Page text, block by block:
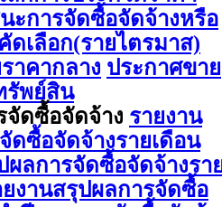
ะการจัดซื้อจัดจ้างหรือ
ดเลือก(รายไตรมาส)
าคากลาง ประกาศขาย
รัพย์สิน
จัดซื้อจัดจ้าง รายงาน
ดซื้อจัดจ้างรายเดือน
ผลการจัดซื้อจัดจ้างรา
ยงานสรุปผลการจัดซื้อ